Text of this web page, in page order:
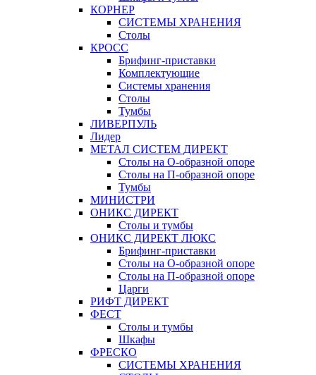
КОРНЕР
СИСТЕМЫ ХРАНЕНИЯ
Столы
КРОСС
Брифинг-приставки
Комплектующие
Системы хранения
Столы
Тумбы
ЛИВЕРПУЛЬ
Лидер
МЕТАЛ СИСТЕМ ДИРЕКТ
Столы на О-образной опоре
Столы на П-образной опоре
Тумбы
МИНИСТРИ
ОНИКС ДИРЕКТ
Столы и тумбы
ОНИКС ДИРЕКТ ЛЮКС
Брифинг-приставки
Столы на О-образной опоре
Столы на П-образной опоре
Царги
РИФТ ДИРЕКТ
ФЕСТ
Столы и тумбы
Шкафы
ФРЕСКО
СИСТЕМЫ ХРАНЕНИЯ